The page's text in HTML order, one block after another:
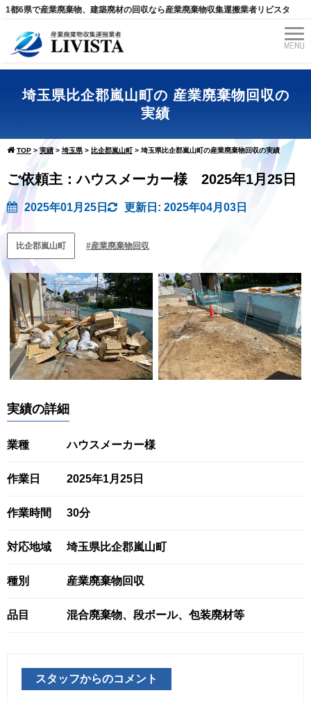
1都6県で産業廃棄物、建築廃材の回収なら産業廃棄物収集運搬業者リビスタ
埼玉県比企郡嵐山町の 産業廃棄物回収の
実績
TOP > 実績 > 埼玉県 > 比企郡嵐山町> 埼玉県比企郡嵐山町の産業廃棄物回収の実績
ご依頼主：ハウスメーカー様 2025年1月25日
2025年01月25日 更新日: 2025年04月03日
比企郡嵐山町 産業廃棄物回収
実績の詳細
業種 ハウスメーカー様
作業日 2025年1月25日
作業時間 30分
対応地域 埼玉県比企郡嵐山町
種別 産業廃棄物回収
品目 混合廃棄物、段ボール、包装廃材等
スタッフからのコメント